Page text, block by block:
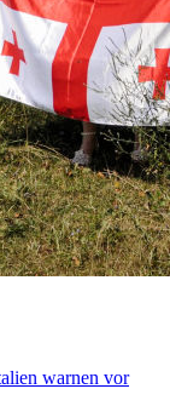
warnen vor